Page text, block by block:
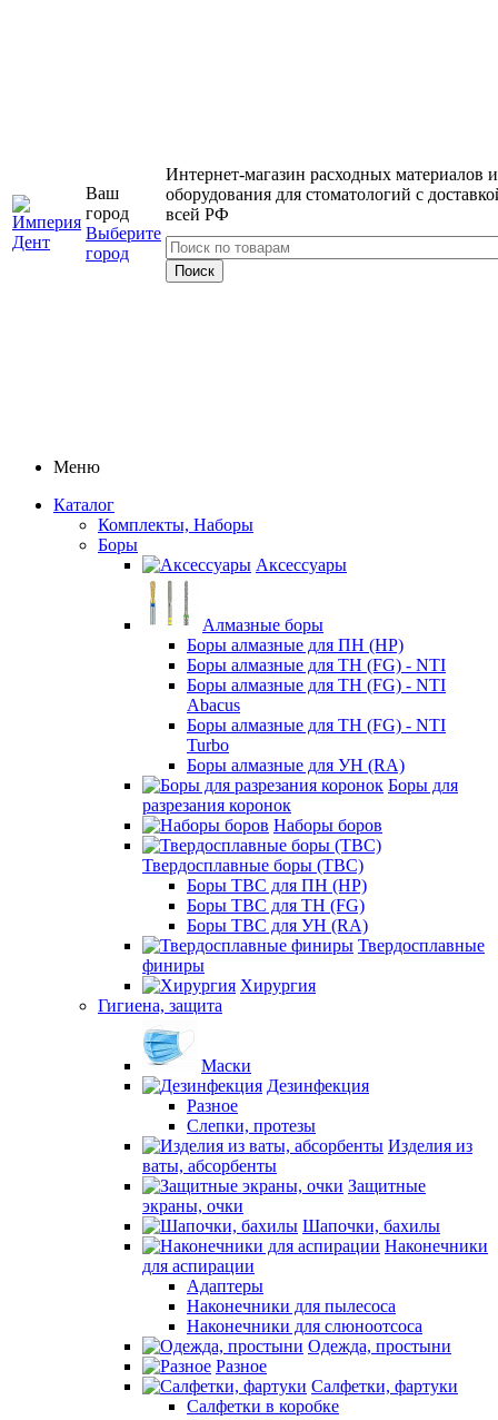
Ваш
город
Выберите
город
Интернет-магазин расходных материалов и
оборудования для стоматологий с
всей РФ
Меню
Каталог
Комплекты, Наборы
Боры
Аксессуары
Алмазные боры
Боры алмазные для ПН (HP)
Боры алмазные для ТН (FG) - NTI
Боры алмазные для ТН (FG) - NTI
Abacus
Боры алмазные для ТН (FG) - NTI
Turbo
Боры алмазные для УН (RA)
Боры для
разрезания коронок
Наборы боров
Твердосплавные боры (ТВС)
Боры ТВС для ПН (HP)
Боры ТВС для ТН (FG)
Боры ТВС для УН (RA)
Твердосплавные
финиры
Хирургия
Гигиена, защита
Маски
Дезинфекция
Разное
Слепки, протезы
Изделия из
ваты, абсорбенты
Защитные
экраны, очки
Шапочки, бахилы
Наконечники
для аспирации
Адаптеры
Наконечники для пылесоса
Наконечники для слюноотсоса
Одежда, простыни
Разное
Салфетки, фартуки
Салфетки в коробке